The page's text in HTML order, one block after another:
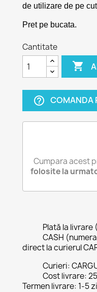
de utilizare de pe
Pret pe bucata.
Cantitate

help_outline COMANDA
Cumpara acest
folosite la
Plată la livrare
CASH
direct la curierul
Curieri:
Cost livrare:
Termen livrare: 1-5